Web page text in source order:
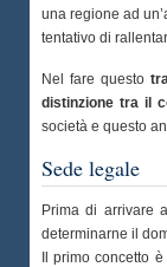
una regione ad
tentativo di
Nel fare questo
distinzione tra il
società e questo
Sede legale
Prima di arrivare
determinarne il
Il primo concetto